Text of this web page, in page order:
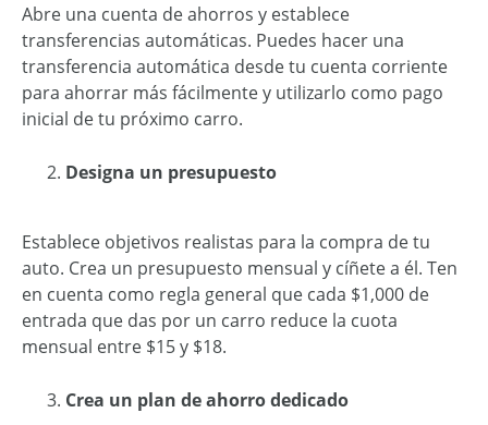
Abre una cuenta de ahorros y establece
transferencias automáticas. Puedes hacer una
transferencia automática desde tu cuenta corriente
para ahorrar más fácilmente y utilizarlo como pago
inicial de tu próximo carro.
Designa un presupuesto
Establece objetivos realistas para la compra de tu
auto. Crea un presupuesto mensual y cíñete a él. Ten
en cuenta como regla general que cada $1,000 de
entrada que das por un carro reduce la cuota
mensual entre $15 y $18.
Crea un plan de ahorro dedicado